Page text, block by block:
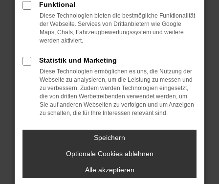
Laden andere Webseiten, zum Beispiel
deine Suchmaschine?
Prüfe deine Browsererweiterungen.
Manche Erweiterungen, wie Werbeblocker,
können das Laden bestimmter Seiten
verhindern. Funktioniert die Seite in einem
anderen Browser oder in einem privaten
Fenster?
Starte dein Gerät neu.
vorübergehende Probleme zu beheben.
Betriebssystem auf dem neuesten Stand
Funktional
Diese Technologien bieten die bestmögliche Funktionalität
der Webseite. Services von Drittanbietern wie Google
Maps, Chats, Fahrzeugbewertungssystem und weitere
werden aktiviert.
Statistik und Marketing
Diese Technologien ermöglichen es uns, die Nutzung der
Webseite zu analysieren, um die Leistung zu messen und
zu verbessern. Zudem werden Technologien eingesetzt,
die von dritten Werbetreibenden verwendet werden, um
Sie auf anderen Webseiten zu verfolgen und um Anzeigen
zu schalten, die für Ihre Interessen relevant sind.
Speichern
Optionale Cookies ablehnen
Alle akzeptieren